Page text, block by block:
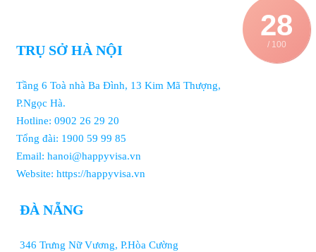
28
/ 100
TRỤ SỞ HÀ NỘI
Tầng 6 Toà nhà Ba Đình, 13 Kim Mã Thượng,
P.Ngọc Hà.
Hotline: 0902 26 29 20
Tổng đài: 1900 59 99 85
Email: hanoi@happyvisa.vn
Website: https://happyvisa.vn
ĐÀ NẴNG
346 Trưng Nữ Vương, P.Hòa Cường